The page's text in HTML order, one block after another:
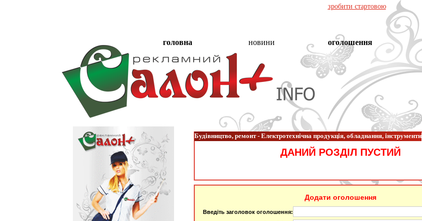
зробити стартовою
головна новини оголошення
Будівництво, ремонт - Електротехнічна продукція, обладнання, інструменти
ДАНИЙ РОЗДІЛ ПУСТИЙ
Додати оголошення
Введіть заголовок оголошення: